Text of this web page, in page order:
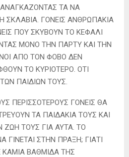
ΤΑ ΝΑ
ΣΚΛΑΒΙΑ. ΓΟΝΕΙΣ ΑΝΘΡΩΠΑΚΙΑ
ΠΟΥ ΣΚΥΒΟΥΝ ΤΟ ΚΕΦΑΛΙ
ΜΟΝΟ ΤΗΝ ΠΑΡΤΥ ΚΑΙ ΤΗΝ
ΑΠΟ ΤΟΝ ΦΟΒΟ ΔΕΝ
ΤΟ ΚΥΡΙΟΤΕΡΟ. ΟΤΙ
ΠΑΙΔΙΩΝ ΤΟΥΣ.
ΠΕΡΙΣΣΟΤΕΡΟΥΣ ΓΟΝΕΙΣ ΘΑ
ΤΑ ΠΑΙΔΑΚΙΑ ΤΟΥΣ ΚΑΙ
ΖΩΗ ΤΟΥΣ ΓΙΑ ΑΥΤΑ. ΤΟ
ΓΙΝΕΤΑΙ ΣΤΗΝ ΠΡΑΞΗ; ΓΙΑΤΙ
ΒΑΘΜΙΔΑ ΤΗΣ